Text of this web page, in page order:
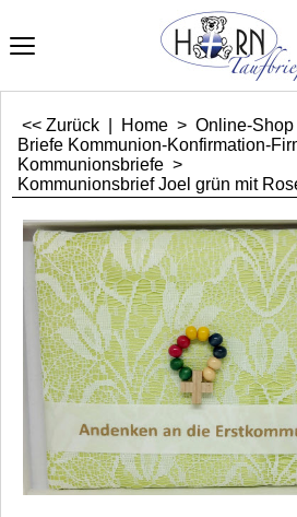
<< Zurück Home > Online-Shop
Briefe Kommunion-Konfirmation-
Kommunionsbriefe >
Kommunionsbrief Joel grün mit